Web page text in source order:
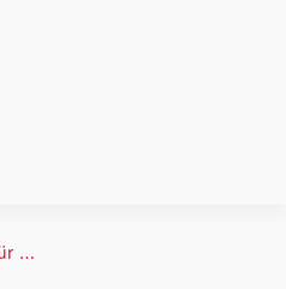
Von der Idee zum Traumevent: Eine Plattform mit Mehrwert für die Veranstaltungsbranche